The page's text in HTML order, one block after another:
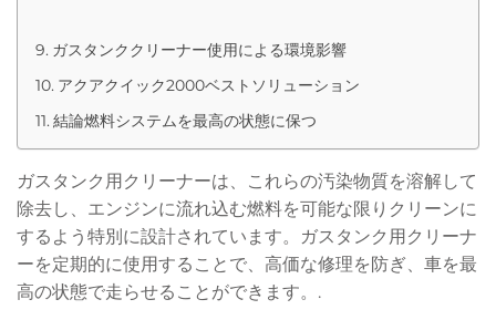
ガスタンククリーナー使用による環境影響
アクアクイック2000ベストソリューション
結論燃料システムを最高の状態に保つ
ガスタンク用クリーナーは、これらの汚染物質を溶解して
除去し、エンジンに流れ込む燃料を可能な限りクリーンに
するよう特別に設計されています。ガスタンク用クリーナ
ーを定期的に使用することで、高価な修理を防ぎ、車を最
高の状態で走らせることができます。.